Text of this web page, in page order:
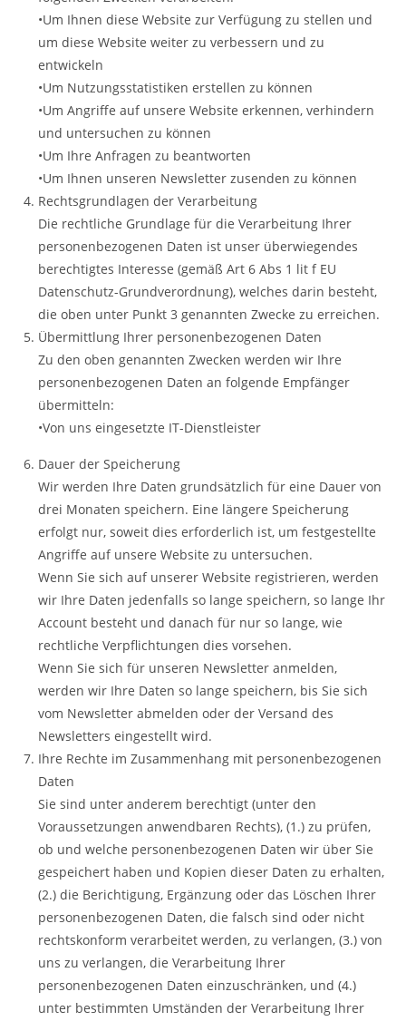
•Um Ihnen diese Website zur Verfügung zu stellen und
um diese Website weiter zu verbessern und zu
entwickeln
•Um Nutzungsstatistiken erstellen zu können
•Um Angriffe auf unsere Website erkennen, verhindern
und untersuchen zu können
•Um Ihre Anfragen zu beantworten
•Um Ihnen unseren Newsletter zusenden zu können
Rechtsgrundlagen der Verarbeitung
Die rechtliche Grundlage für die Verarbeitung Ihrer
personenbezogenen Daten ist unser überwiegendes
berechtigtes Interesse (gemäß Art 6 Abs 1 lit f EU
Datenschutz-Grundverordnung), welches darin besteht,
die oben unter Punkt 3 genannten Zwecke zu erreichen.
Übermittlung Ihrer personenbezogenen Daten
Zu den oben genannten Zwecken werden wir Ihre
personenbezogenen Daten an folgende Empfänger
übermitteln:
•Von uns eingesetzte IT-Dienstleister
Dauer der Speicherung
Wir werden Ihre Daten grundsätzlich für eine Dauer von
drei Monaten speichern. Eine längere Speicherung
erfolgt nur, soweit dies erforderlich ist, um festgestellte
Angriffe auf unsere Website zu untersuchen.
Wenn Sie sich auf unserer Website registrieren, werden
wir Ihre Daten jedenfalls so lange speichern, so lange Ihr
Account besteht und danach für nur so lange, wie
rechtliche Verpflichtungen dies vorsehen.
Wenn Sie sich für unseren Newsletter anmelden,
werden wir Ihre Daten so lange speichern, bis Sie sich
vom Newsletter abmelden oder der Versand des
Newsletters eingestellt wird.
Ihre Rechte im Zusammenhang mit personenbezogenen
Daten
Sie sind unter anderem berechtigt (unter den
Voraussetzungen anwendbaren Rechts), (1.) zu prüfen,
ob und welche personenbezogenen Daten wir über Sie
gespeichert haben und Kopien dieser Daten zu erhalten,
(2.) die Berichtigung, Ergänzung oder das Löschen Ihrer
personenbezogenen Daten, die falsch sind oder nicht
rechtskonform verarbeitet werden, zu verlangen, (3.) von
uns zu verlangen, die Verarbeitung Ihrer
personenbezogenen Daten einzuschränken, und (4.)
unter bestimmten Umständen der Verarbeitung Ihrer